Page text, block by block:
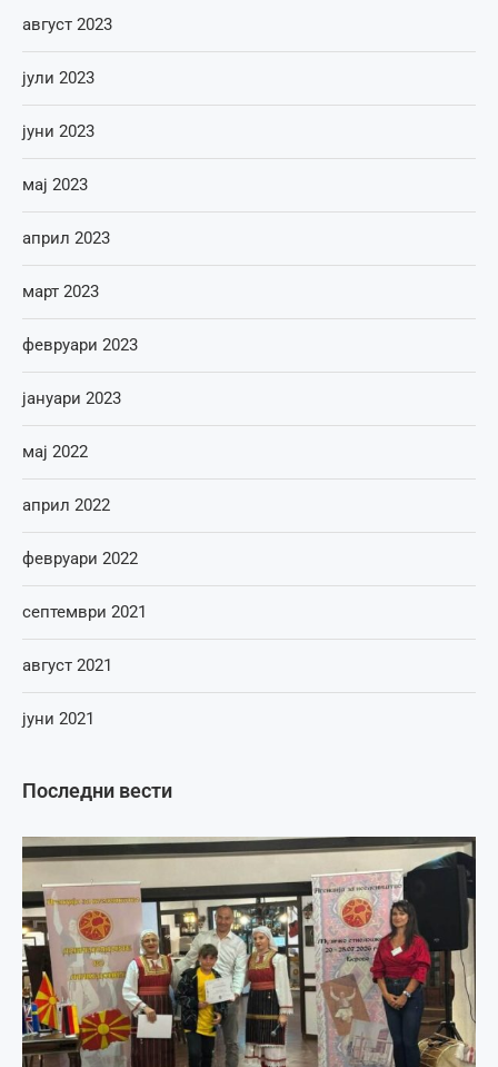
Последни вести
август 2023
јули 2023
јуни 2023
мај 2023
април 2023
март 2023
февруари 2023
јануари 2023
мај 2022
април 2022
февруари 2022
септември 2021
август 2021
јуни 2021